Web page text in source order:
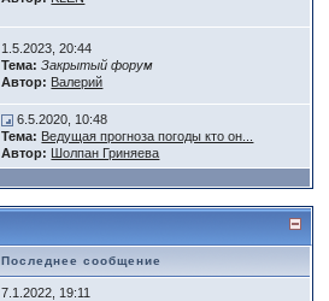
1.5.2023, 20:44
Тема: Закрытый форум
Автор: Валерий
6.5.2020, 10:48
Тема: Ведущая прогноза погоды кто он...
Автор: Шолпан Гриняева
Последнее сообщение
7.1.2022, 19:11